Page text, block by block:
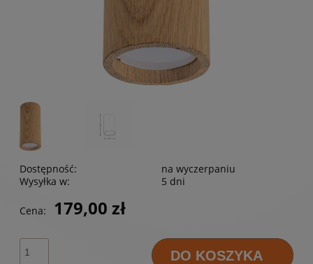
Dostępność:
na wyczerpaniu
Wysyłka w:
5 dni
Cena: 179,00 zł
DO KOSZYKA